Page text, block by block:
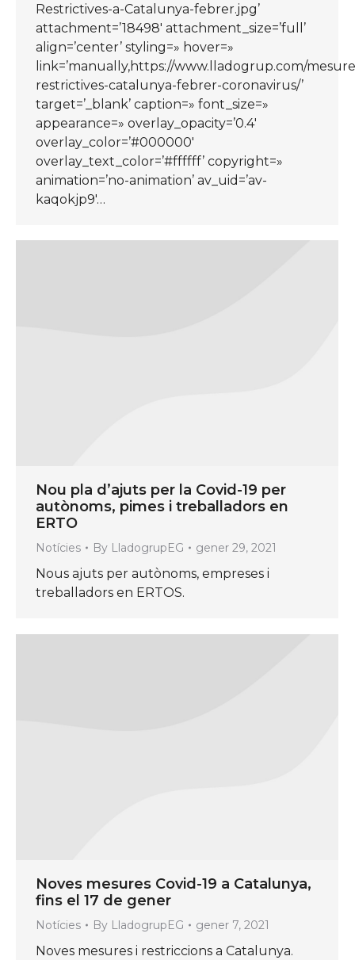
Restrictives-a-Catalunya-febrer.jpg’
attachment=’18498′ attachment_size=’full’
align=’center’ styling=» hover=»
link=’manually,https://www.lladogrup.com/
restrictives-catalunya-febrer-coronavirus/’
target=’_blank’ caption=» font_size=»
appearance=» overlay_opacity=’0.4′
overlay_color=’#000000′
overlay_text_color=’#ffffff’ copyright=»
animation=’no-animation’ av_uid=’av-
kaqokjp9′…
Nou pla d’ajuts per la Covid-19 per
autònoms, pimes i treballadors en
ERTO
Notícies By LladogrupEG gener 29, 2021
Nous ajuts per autònoms, empreses i
treballadors en ERTOS.
Noves mesures Covid-19 a Catalunya,
fins el 17 de gener
Notícies By LladogrupEG gener 7, 2021
Noves mesures i restriccions a Catalunya.